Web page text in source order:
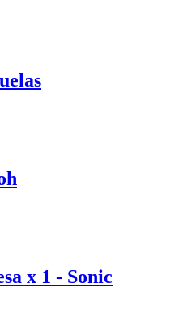
x 1 - Sonic